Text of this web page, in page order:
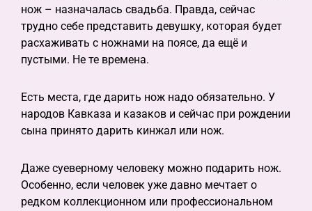
нож – назначалась свадьба. Правда, сейчас
трудно себе представить девушку, которая будет
расхаживать с ножнами на поясе, да ещё и
пустыми. Не те времена.
Есть места, где дарить нож надо обязательно. У
народов Кавказа и казаков и сейчас при рождении
сына принято дарить кинжал или нож.
Даже суеверному человеку можно подарить нож.
Особенно, если человек уже давно мечтает о
редком коллекционном или профессиональном